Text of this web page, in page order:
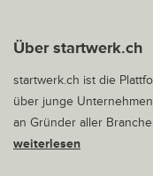
Über startwerk.ch
startwerk.ch ist die
über junge
an Gründer aller
weiterlesen